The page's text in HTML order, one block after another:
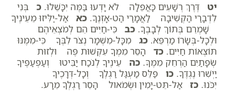
יט דֶּרֶךְ רְשָׁעִים כָּאֲפֵלָה לֹא יָדְעוּ בַּמֶּה יִכָּשֵׁלוּ. כ בְּנִי
לִדְבָרַי הַקְשִׁיבָה לַאֲמָרַי הַט-אָזְנֶךָ. כא אַל-יַלִּיזוּ מֵעֵינֶיךָ
שָׁמְרֵם בְּתוֹךְ לְבָבֶךָ. כב כִּי-חַיִּים הֵם לְמֹצְאֵיהֶם
וּלְכָל-בְּשָׂרוֹ מַרְפֵּא. כג מִכָּל-מִשְׁמָר נְצֹר לִבֶּךָ כִּי-מִמֶּנּוּ
תּוֹצְאוֹת חַיִּים. כד הָסֵר מִמְּךָ עִקְּשׁוּת פֶּה וּלְזוּת
שְׂפָתַיִם הַרְחֵק מִמֶּךָּ. כה עֵינֶיךָ לְנֹכַח יַבִּיטוּ וְעַפְעַפֶּיךָ
יַיְשִׁרוּ נֶגְדֶּךָ. כו פַּלֵּס מַעְגַּל רַגְלֶךָ וְכָל-דְּרָכֶיךָ
יִכֹּנוּ. כז אַל-תֵּט-יָמִין וּשְׂמֹאול הָסֵר רַגְלְךָ מֵרָע.